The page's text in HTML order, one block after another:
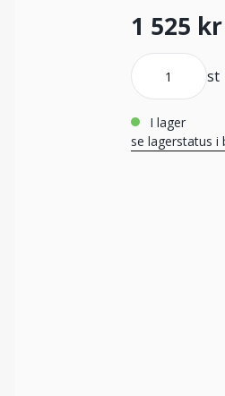
1 525 kr
st
i lager
se lagerstatus i